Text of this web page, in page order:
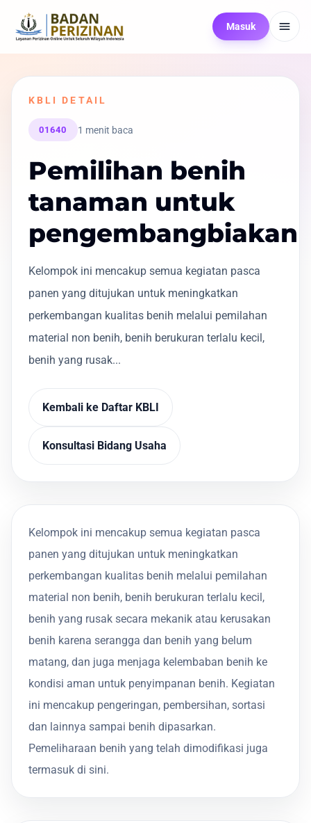
Masuk
KBLI DETAIL
01640 1 menit baca
Pemilihan benih
tanaman untuk
pengembangbiakan
Kelompok ini mencakup semua kegiatan pasca
panen yang ditujukan untuk meningkatkan
perkembangan kualitas benih melalui pemilahan
material non benih, benih berukuran terlalu kecil,
benih yang rusak...
Kembali ke Daftar KBLI
Konsultasi Bidang Usaha
Kelompok ini mencakup semua kegiatan pasca
panen yang ditujukan untuk meningkatkan
perkembangan kualitas benih melalui pemilahan
material non benih, benih berukuran terlalu kecil,
benih yang rusak secara mekanik atau kerusakan
benih karena serangga dan benih yang belum
matang, dan juga menjaga kelembaban benih ke
kondisi aman untuk penyimpanan benih. Kegiatan
ini mencakup pengeringan, pembersihan, sortasi
dan lainnya sampai benih dipasarkan.
Pemeliharaan benih yang telah dimodifikasi juga
termasuk di sini.